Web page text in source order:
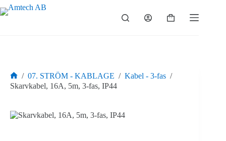
Hoppa
till
Varukorg
Hem
/ 07. STRÖM - KABLAGE / Kabel - 3-fas /
Skarvkabel, 16A, 5m, 3-fas, IP44